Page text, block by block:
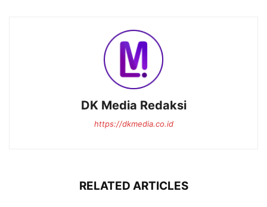
DK Media Redaksi
https://dkmedia.co.id
RELATED ARTICLES